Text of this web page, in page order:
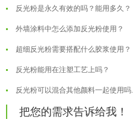
温变粉保质期有多久？开封后如何保...
温变粉大批量保存指南｜做对这几步...
温变粉"罢工"指南：为...
温变粉到底怕不怕酸碱和酒精？
温变粉"烤"问：长期加...
温变粉耐温真相：注塑"高温炼...
反光粉是永久有效的吗？能用多久？
外墙涂料中怎么添加反光粉使用？
超细反光粉需要搭配什么胶浆使用？
反光粉能用在注塑工艺上吗？
反光粉可以混合其他颜料一起使用吗...
温变粉丝印到底用多少目网版？这篇...
把您的需求告诉给我！